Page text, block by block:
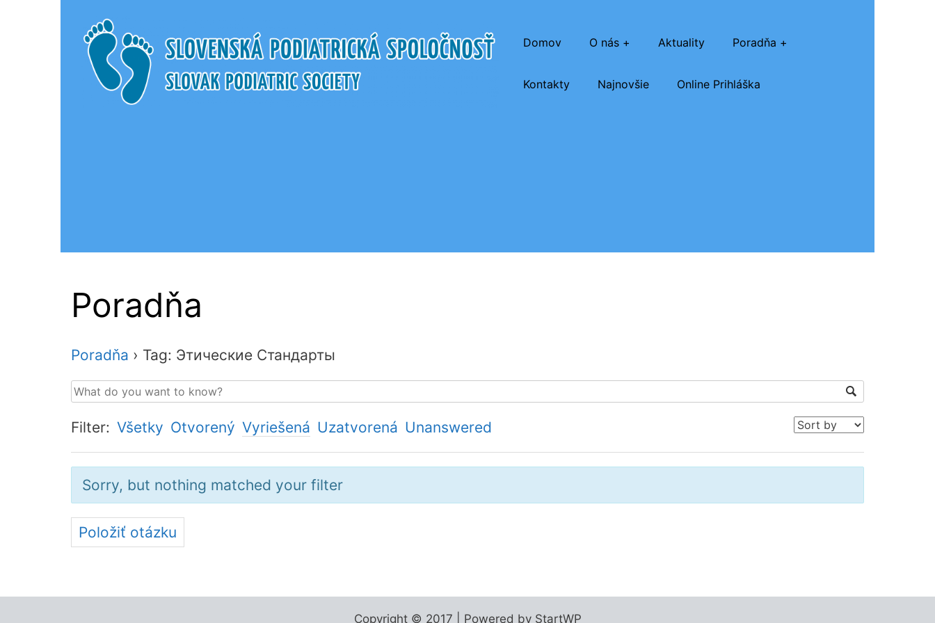
Domov O nás Aktuality Poradňa
Kontakty Najnovšie Online Prihláška
Poradňa
Poradňa › Tag: Этические Стандарты
Filter: Všetky Otvorený Vyriešená Uzatvorená Unanswered
Sorry, but nothing matched your filter
Položiť otázku
Copyright © 2017 | Powered by StartWP